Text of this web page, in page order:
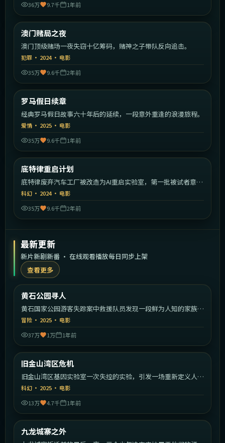
36万
9.7千 1年前
热门
澳门赌局之夜
澳门顶级赌场一夜失窃十亿筹码，赌神之子带队反向追击。
犯罪 · 2024· 电影
35万
9.6千 2年前
热门
罗马假日续章
经典罗马假日故事六十年后的延续，一段意外重逢的浪漫旅程。
爱情 · 2025 · 电影
35万
9.6千 1年前
热门
底特律重启计划
底特律废弃汽车工厂被改造为AI重启实验室，第一批被试者意识
开始觉醒。
科幻 · 2024· 电影
35万
9.6千 2年前
最新更新
新片新剧新番 · 在线观看播放每日同步上架
查看更多
最新
黄石公园寻人
黄石国家公园游客失踪案中救援队员发现一段鲜为人知的家族秘
密。
冒险 · 2025 · 电影
37万
1万 1年前
最新
旧金山湾区危机
旧金山湾区基因实验室一次失控的实验，引发一场重新定义人类
的危机。
科幻 · 2025 · 电影
13万
4.7千 1年前
最新
九龙城寨之外